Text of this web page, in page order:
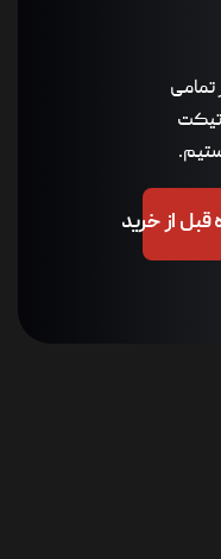
در تمامی
تیکت
قبل از خرید